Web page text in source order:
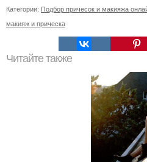
Категории: Подбор причесок и макияжа
макияж и прическа
Читайте также